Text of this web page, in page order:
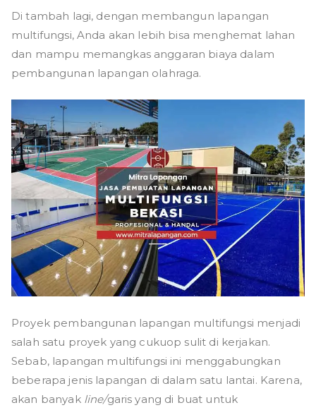
Di tambah lagi, dengan membangun lapangan
multifungsi, Anda akan lebih bisa menghemat lahan
dan mampu memangkas anggaran biaya dalam
pembangunan lapangan olahraga.
Proyek pembangunan lapangan multifungsi menjadi
salah satu proyek yang cukuop sulit di kerjakan.
Sebab, lapangan multifungsi ini menggabungkan
beberapa jenis lapangan di dalam satu lantai. Karena,
akan banyak line/garis yang di buat untuk